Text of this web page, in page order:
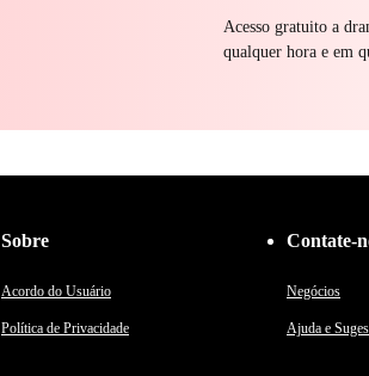
Acesso gratuito a
qualquer hora e em
Sobre
Acordo do Usuário
Política de Privacidade
Contate-
Negócios
Ajuda e